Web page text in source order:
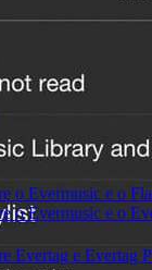
o Evermusic e o
o Evermusic e o
Evertag e Evertag